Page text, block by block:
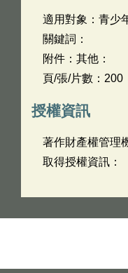
適用對象：青少
關鍵詞：
附件：其他：
頁/張/片數：200
授權資訊
著作財產權管理
取得授權資訊：